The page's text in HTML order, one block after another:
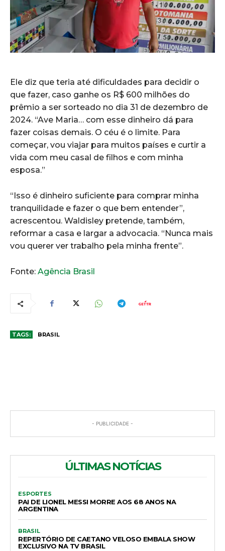
Ele diz que teria até dificuldades para decidir o
que fazer, caso ganhe os R$ 600 milhões do
prêmio a ser sorteado no dia 31 de dezembro de
2024. “Ave Maria… com esse dinheiro dá para
fazer coisas demais. O céu é o limite. Para
começar, vou viajar para muitos países e curtir a
vida com meu casal de filhos e com minha
esposa.”
“Isso é dinheiro suficiente para comprar minha
tranquilidade e fazer o que bem entender”,
acrescentou. Waldisley pretende, também,
reformar a casa e largar a advocacia. “Nunca mais
vou querer ver trabalho pela minha frente”.
Fonte: Agência Brasil
TAGS: BRASIL
- PUBLICIDADE -
ÚLTIMAS NOTÍCIAS
ESPORTES
PAI DE LIONEL MESSI MORRE AOS 68 ANOS NA
ARGENTINA
BRASIL
REPERTÓRIO DE CAETANO VELOSO EMBALA SHOW
EXCLUSIVO NA TV BRASIL